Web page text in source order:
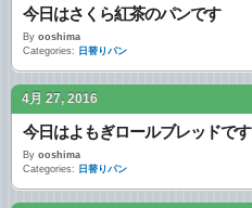
今日はさくら紅茶のパンです
By ooshima
Categories: 日替りパン
4月 27, 2016
今日はよもぎロールブレッドです
By ooshima
Categories: 日替りパン